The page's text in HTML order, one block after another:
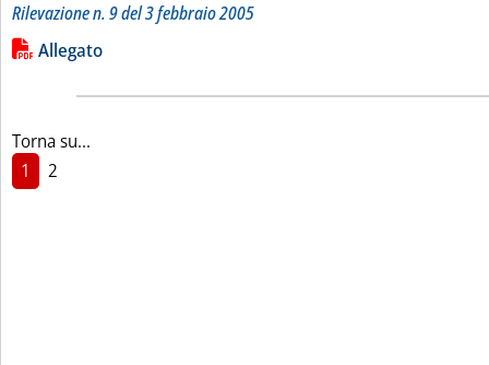
Rilevazione n. 9 del 3 febbraio 2005
Leggi tutta la notizia: 'STAFFETTA PREZZI N. 9'
Lista allegati PDF alla notizia
Allegato
Torna su...
1
2